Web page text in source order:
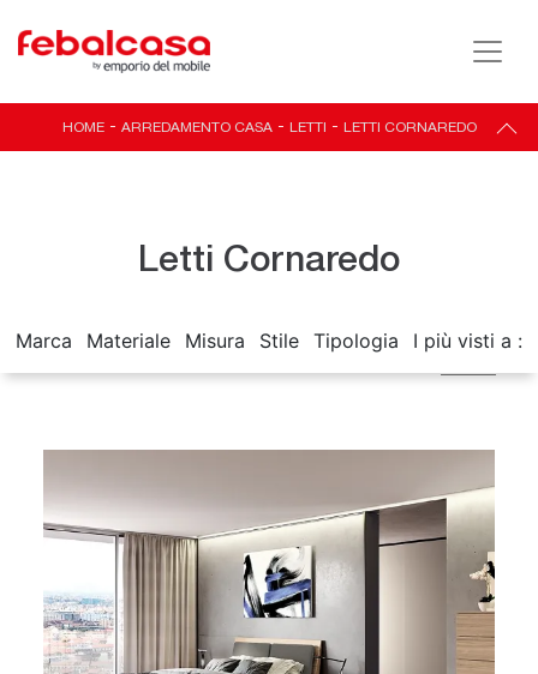
HOME- ARREDAMENTO CASA- LETTI - LETTI CORNAREDO
Letti Cornaredo
Marca Materiale Misura Stile Tipologia I più visti a :